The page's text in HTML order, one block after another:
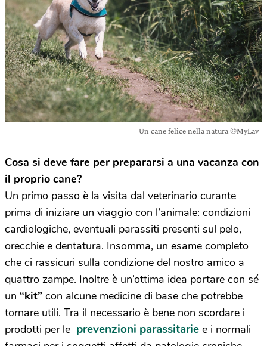
Un cane felice nella natura ©MyLav
Cosa si deve fare per prepararsi a una vacanza con
il proprio cane?
Un primo passo è la visita dal veterinario curante
prima di iniziare un viaggio con l’animale: condizioni
cardiologiche, eventuali parassiti presenti sul pelo,
orecchie e dentatura. Insomma, un esame completo
che ci rassicuri sulla condizione del nostro amico a
quattro zampe. Inoltre è un’ottima idea portare con sé
un “kit” con alcune medicine di base che potrebbe
tornare utili. Tra il necessario è bene non scordare i
prodotti per le prevenzioni parassitarie e i normali